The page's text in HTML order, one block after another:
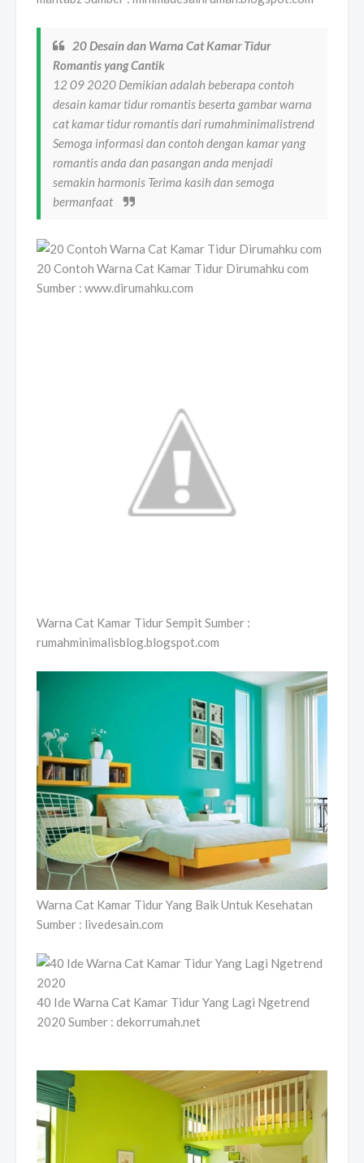
20 Desain dan Warna Cat Kamar Tidur
Romantis yang Cantik
12 09 2020 Demikian adalah beberapa contoh
desain kamar tidur romantis beserta gambar warna
cat kamar tidur romantis dari rumahminimalistrend
Semoga informasi dan contoh dengan kamar yang
romantis anda dan pasangan anda menjadi
semakin harmonis Terima kasih dan semoga
bermanfaat
20 Contoh Warna Cat Kamar Tidur Dirumahku com
Sumber : www.dirumahku.com
Warna Cat Kamar Tidur Sempit Sumber :
rumahminimalisblog.blogspot.com
Warna Cat Kamar Tidur Yang Baik Untuk Kesehatan
Sumber : livedesain.com
40 Ide Warna Cat Kamar Tidur Yang Lagi Ngetrend
2020 Sumber : dekorrumah.net